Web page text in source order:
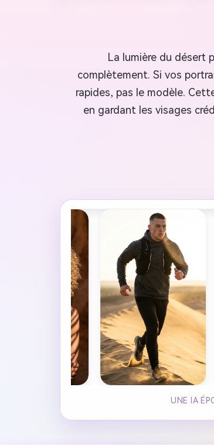
La lumière du désert
complètement. Si vos
rapides, pas le modèle.
en gardant les visages
UNE IA